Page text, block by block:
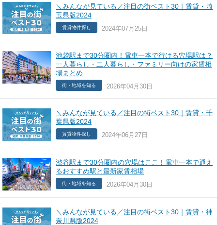
＼みんなが見ている／注目の街ベスト30｜賃貸・埼
玉県版2024
賃貸物件探し 2024年07月25日
池袋駅まで30分圏内！電車一本で行ける穴場駅は？
一人暮らし・二人暮らし・ファミリー向けの家賃相
場まとめ
街・地域を知る 2026年04月30日
＼みんなが見ている／注目の街ベスト30｜賃貸・千
葉県版2024
賃貸物件探し 2024年06月27日
渋谷駅まで30分圏内の穴場はここ！電車一本で通え
るおすすめ駅と最新家賃相場
街・地域を知る 2026年04月30日
＼みんなが見ている／注目の街ベスト30｜賃貸・神
奈川県版2024